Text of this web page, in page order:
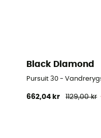
Black Diamond
Pursuit 30 -
662,04 kr 1129,00 kr